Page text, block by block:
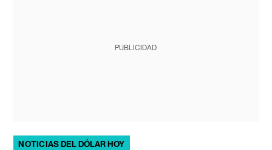
PUBLICIDAD
NOTICIAS DEL DÓLAR HOY